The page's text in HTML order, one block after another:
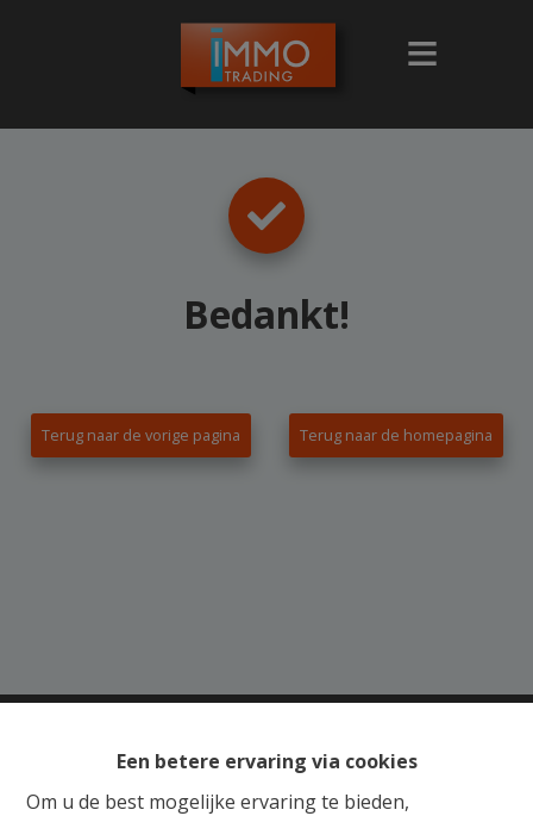
Een betere ervaring via cookies
Om u de best mogelijke ervaring te bieden,
Bedankt!
Terug naar de vorige pagina Terug naar de homepagina